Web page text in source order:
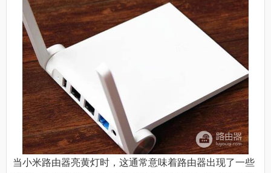
当小米路由器亮黄灯时，这通常意味着路由器出现了一些